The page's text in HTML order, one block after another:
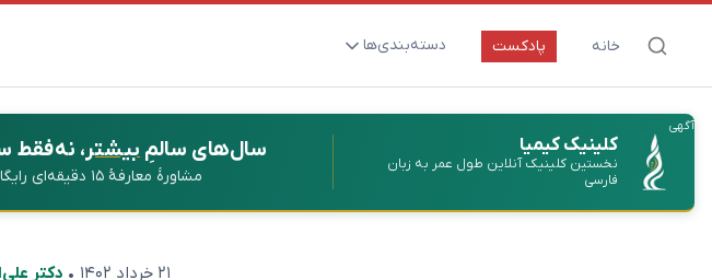
خانه پادکست دسته‌بندی‌ها
ارتقای سلامت و طول عمر
بیماری‌ها و پاتوژن‌ها
تغذیه و مکمل‌ها
آگهی
کلینیک کیمیا
نخستین کلینیک آنلاین طول عمر به زبان
فارسی
سال‌های سالمِبیشتر، نه فقط
مشاورهٔ معارفهٔ ۱۵ دقیقه‌ای رایگان، آنلاین
۲۱ خرداد ۱۴۰۲ •دکتر